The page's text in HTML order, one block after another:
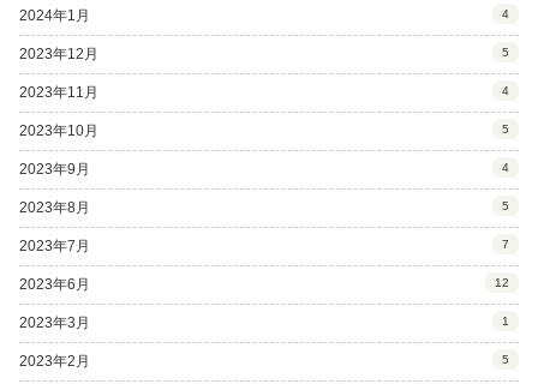
2024年1月 4
2023年12月 5
2023年11月 4
2023年10月 5
2023年9月 4
2023年8月 5
2023年7月 7
2023年6月 12
2023年3月 1
2023年2月 5